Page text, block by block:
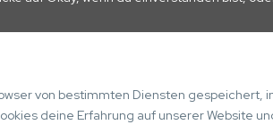
von bestimmten Diensten gespeichert,
deine Erfahrung auf unserer Website